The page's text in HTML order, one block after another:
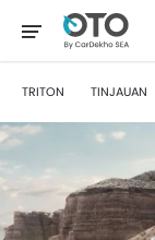
TRITON TINJAUAN